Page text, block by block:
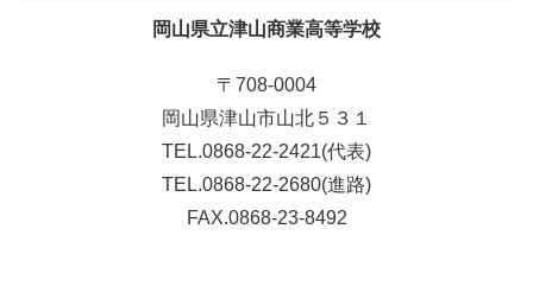
岡山県立津山商業高等学校
〒708-0004
岡山県津山市山北５３１
TEL.0868-22-2421(代表)
TEL.0868-22-2680(進路)
FAX.0868-23-8492